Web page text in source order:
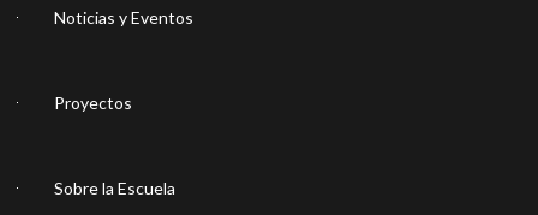
Noticias y Eventos
Proyectos
Sobre la Escuela